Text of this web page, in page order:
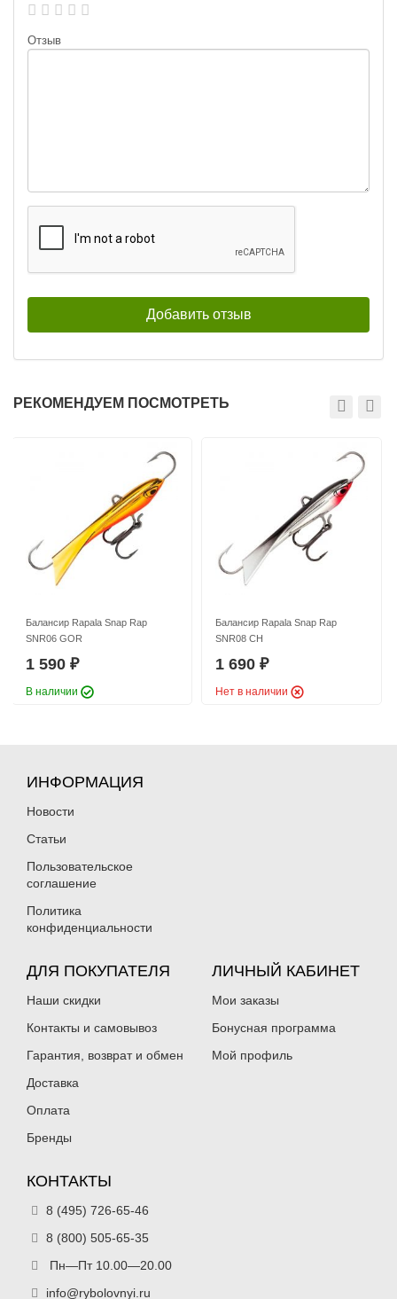
Отзыв
РЕКОМЕНДУЕМ ПОСМОТРЕТЬ
Балансир Rapala Snap Rap
SNR06 GOR
1 590 ₽
В наличии
Балансир Rapala Snap Rap
SNR08 CH
1 690 ₽
Нет в наличии
ИНФОРМАЦИЯ
Новости
Статьи
Пользовательское
соглашение
Политика
конфиденциальности
ДЛЯ ПОКУПАТЕЛЯ
Наши скидки
Контакты и самовывоз
Гарантия, возврат и обмен
Доставка
Оплата
Бренды
ЛИЧНЫЙ КАБИНЕТ
Мои заказы
Бонусная программа
Мой профиль
КОНТАКТЫ
8 (495) 726-65-46
8 (800) 505-65-35
Пн—Пт 10.00—20.00
info@rybolovnyi.ru